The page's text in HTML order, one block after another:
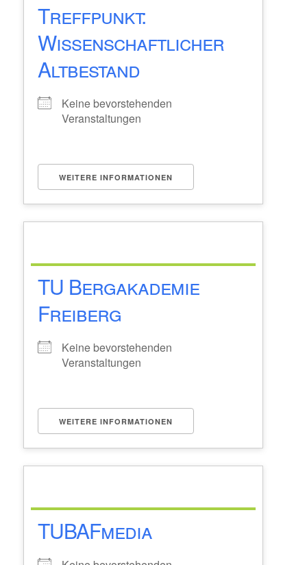
Treffpunkt:
Wissenschaftlicher
Altbestand
Keine bevorstehenden
Veranstaltungen
WEITERE INFORMATIONEN
TU Bergakademie
Freiberg
Keine bevorstehenden
Veranstaltungen
WEITERE INFORMATIONEN
TUBAFmedia